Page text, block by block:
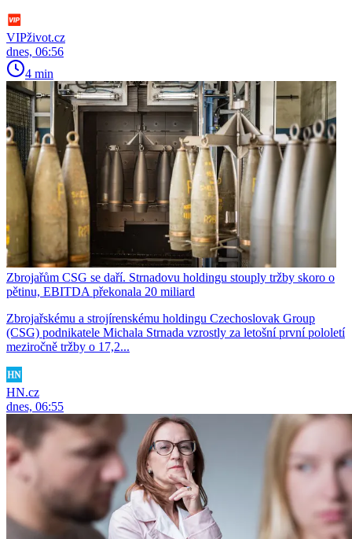
VIPživot.cz
dnes, 06:56
4 min
Zbrojařům CSG se daří. Strnadovu holdingu stouply tržby skoro o
pětinu, EBITDA překonala 20 miliard
Zbrojařskému a strojírenskému holdingu Czechoslovak Group
(CSG) podnikatele Michala Strnada vzrostly za letošní první pololetí
meziročně tržby o 17,2...
HN.cz
dnes, 06:55